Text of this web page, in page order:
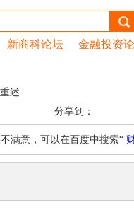
新商科论坛 金融投资
述
分享到：
满意，可以在百度中搜索“